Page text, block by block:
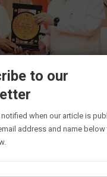
के उत्तराखंड के पदक
धामी ने किया सम्मानित
Viri Gairola
to our
when our article is
address and name